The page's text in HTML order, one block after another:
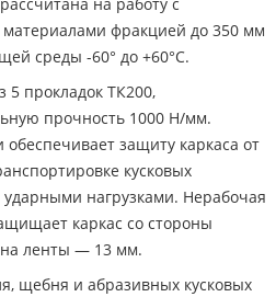
на работу с
фракцией до 350 мм
среды -60° до +60°C.
5 прокладок ТК200,
прочность 1000 Н/мм.
защиту каркаса от
кусковых
нагрузками. Нерабочая
каркас со стороны
ленты — 13 мм.
щебня и абразивных кусковых